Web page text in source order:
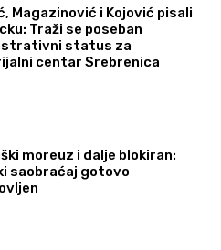
Magazinović i Kojović pisali
Traži se poseban
status za
centar Srebrenica
moreuz i dalje blokiran:
saobraćaj gotovo